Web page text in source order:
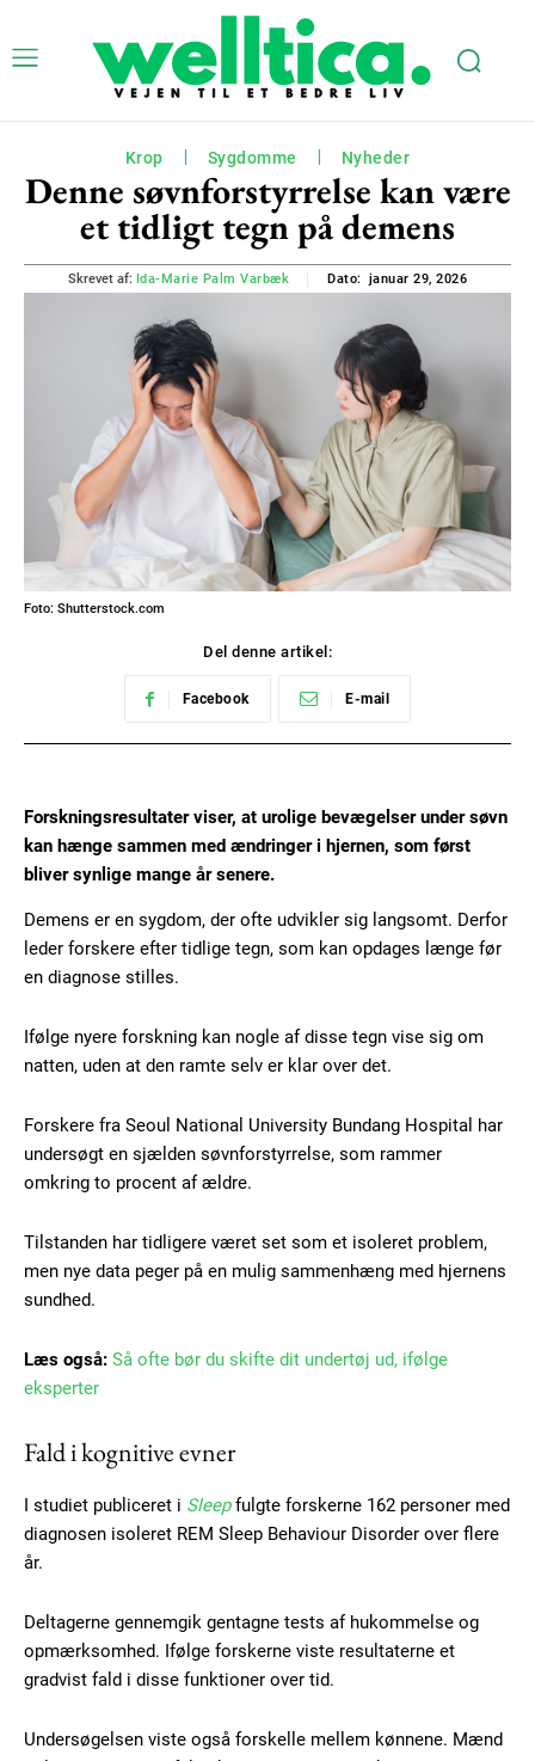
Krop Sygdomme Nyheder
Denne søvnforstyrrelse kan være
et tidligt tegn på demens
Skrevet af: Ida-Marie Palm Varbæk Dato: januar 29, 2026
Foto: Shutterstock.com
Del denne artikel:
Facebook E-mail
Forskningsresultater viser, at urolige bevægelser under søvn
kan hænge sammen med ændringer i hjernen, som først
bliver synlige mange år senere.
Demens er en sygdom, der ofte udvikler sig langsomt. Derfor
leder forskere efter tidlige tegn, som kan opdages længe før
en diagnose stilles.
Ifølge nyere forskning kan nogle af disse tegn vise sig om
natten, uden at den ramte selv er klar over det.
Forskere fra Seoul National University Bundang Hospital har
undersøgt en sjælden søvnforstyrrelse, som rammer
omkring to procent af ældre.
Tilstanden har tidligere været set som et isoleret problem,
men nye data peger på en mulig sammenhæng med hjernens
sundhed.
Læs også: Så ofte bør du skifte dit undertøj ud, ifølge
eksperter
Fald i kognitive evner
I studiet publiceret i Sleepfulgte forskerne 162 personer med
diagnosen isoleret REM Sleep Behaviour Disorder over flere
år.
Deltagerne gennemgik gentagne tests af hukommelse og
opmærksomhed. Ifølge forskerne viste resultaterne et
gradvist fald i disse funktioner over tid.
Undersøgelsen viste også forskelle mellem kønnene. Mænd